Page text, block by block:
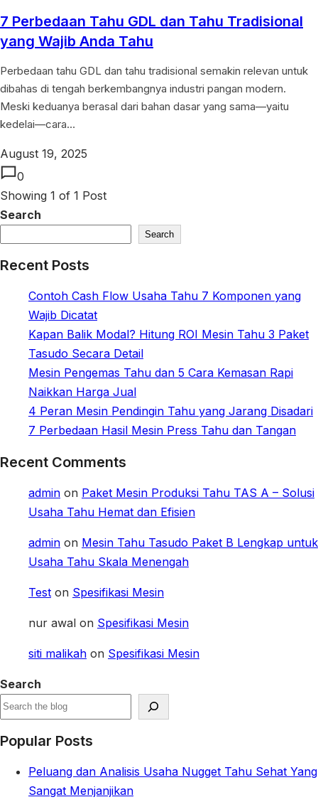
7 Perbedaan Tahu GDL dan Tahu Tradisional
yang Wajib Anda Tahu
Perbedaan tahu GDL dan tahu tradisional semakin relevan untuk
dibahas di tengah berkembangnya industri pangan modern.
Meski keduanya berasal dari bahan dasar yang sama—yaitu
kedelai—cara…
August 19, 2025
0
Showing 1 of 1 Post
Search
Search
Recent Posts
Contoh Cash Flow Usaha Tahu 7 Komponen yang
Wajib Dicatat
Kapan Balik Modal? Hitung ROI Mesin Tahu 3 Paket
Tasudo Secara Detail
Mesin Pengemas Tahu dan 5 Cara Kemasan Rapi
Naikkan Harga Jual
4 Peran Mesin Pendingin Tahu yang Jarang Disadari
7 Perbedaan Hasil Mesin Press Tahu dan Tangan
Recent Comments
admin on Paket Mesin Produksi Tahu TAS A – Solusi
Usaha Tahu Hemat dan Efisien
admin on Mesin Tahu Tasudo Paket B Lengkap untuk
Usaha Tahu Skala Menengah
Test on Spesifikasi Mesin
nur awal on Spesifikasi Mesin
siti malikah on Spesifikasi Mesin
Search
Popular Posts
Peluang dan Analisis Usaha Nugget Tahu Sehat Yang
Sangat Menjanjikan